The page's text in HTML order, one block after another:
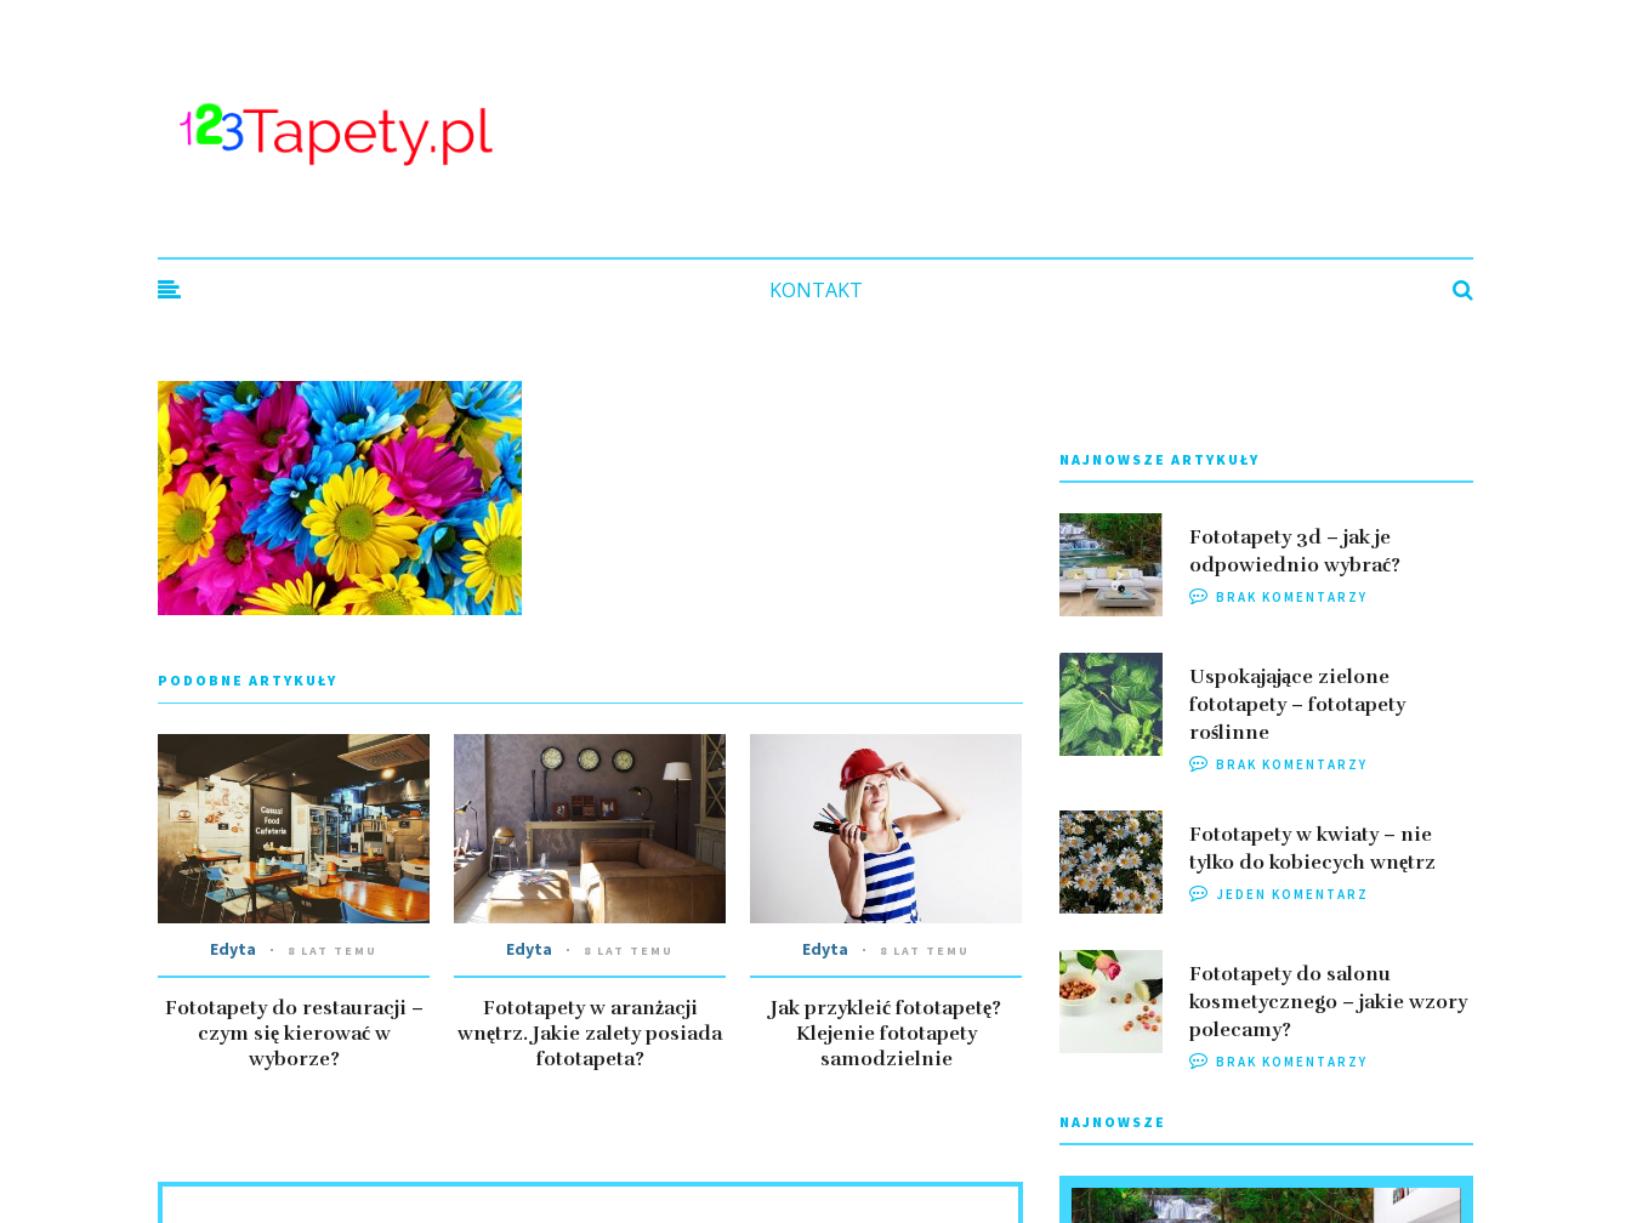
KONTAKT
PODOBNE ARTYKUŁY
Edyta 8 LAT TEMU
Fototapety do restauracji –
czym się kierować w
wyborze?
Edyta 8 LAT TEMU
Fototapety w aranżacji
wnętrz. Jakie zalety posiada
fototapeta?
Edyta 8 LAT TEMU
Jak przykleić fototapetę?
Klejenie fototapety
samodzielnie
NAJNOWSZE ARTYKUŁY
Fototapety 3d – jak je
odpowiednio wybrać?
BRAK KOMENTARZY
Uspokajające zielone
fototapety – fototapety
roślinne
BRAK KOMENTARZY
Fototapety w kwiaty – nie
tylko do kobiecych wnętrz
JEDEN KOMENTARZ
Fototapety do salonu
kosmetycznego – jakie wzory
polecamy?
BRAK KOMENTARZY
NAJNOWSZE